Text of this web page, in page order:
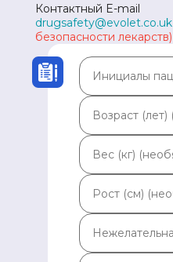
Контактный E-mail
drugsafety@evolet.co.uk
безопасности лекарств)